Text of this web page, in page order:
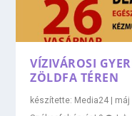
VÍZIVÁROSI
ZÖLDFA TÉREN
készítette: Media24 | máj